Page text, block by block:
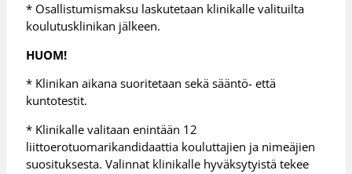
* Osallistumismaksu laskutetaan klinikalle valituilta
koulutusklinikan jälkeen.
HUOM!
* Klinikan aikana suoritetaan sekä sääntö- että
kuntotestit.
* Klinikalle valitaan enintään 12
liittoerotuomarikandidaattia kouluttajien ja nimeäjien
suosituksesta. Valinnat klinikalle hyväksytyistä tekee